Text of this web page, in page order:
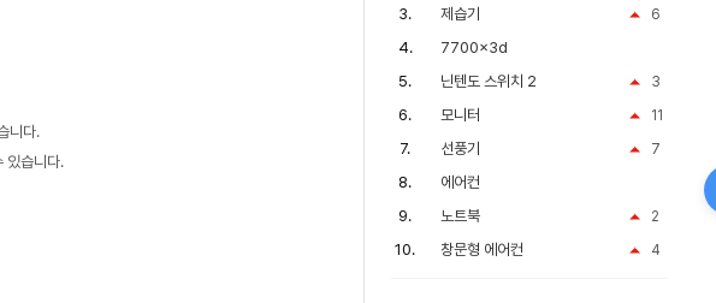
니다.
있습니다.
6
제습기
7700x3d
3
닌텐도 스위치 2
11
모니터
7
선풍기
에어컨
2
노트북
4
창문형 에어컨